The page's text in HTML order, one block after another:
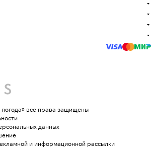
все права защищены
данных
и информационной рассылки